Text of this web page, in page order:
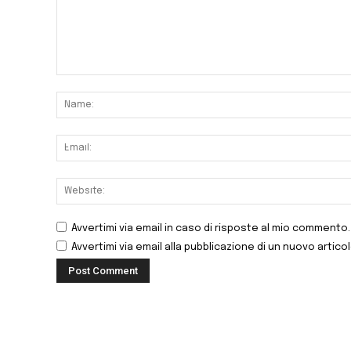
Avvertimi via email in caso di risposte al mio commento.
Avvertimi via email alla pubblicazione di un nuovo